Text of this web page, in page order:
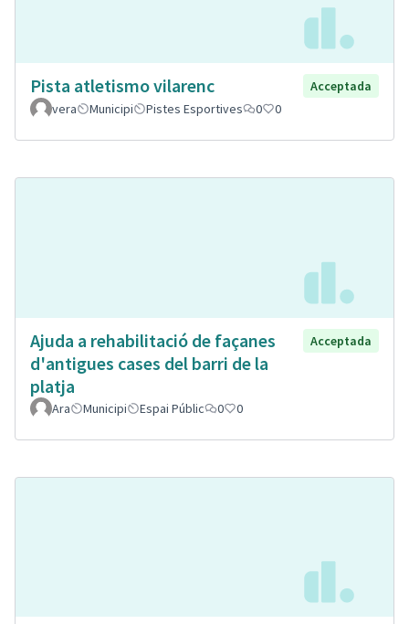
Pista atletismo vilarenc
Acceptada
vera
Municipi Pistes Esportives 0 0
Ajuda a rehabilitació de façanes
d'antigues cases del barri de la
platja
Acceptada
Ara Municipi Espai Públic 0 0